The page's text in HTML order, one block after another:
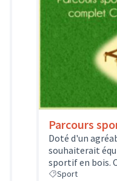
Parcours
Doté d'un
souhaiterait
sportif en bois.
Sport